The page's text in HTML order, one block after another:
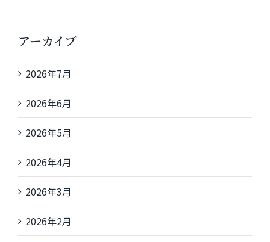
アーカイブ
2026年7月
2026年6月
2026年5月
2026年4月
2026年3月
2026年2月